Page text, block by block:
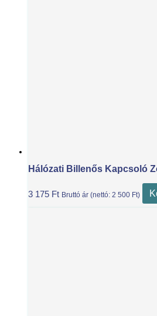
Hálózati Billenős Kapcsoló
3 175 Ft Bruttó ár (nettó: 2 500 Ft)